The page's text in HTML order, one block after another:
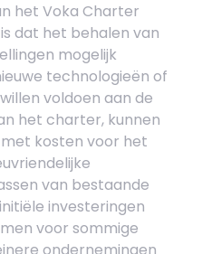
het Voka Charter
dat het behalen van
mogelijk
technologieën of
voldoen aan de
het charter, kunnen
kosten voor het
van bestaande
investeringen
voor sommige